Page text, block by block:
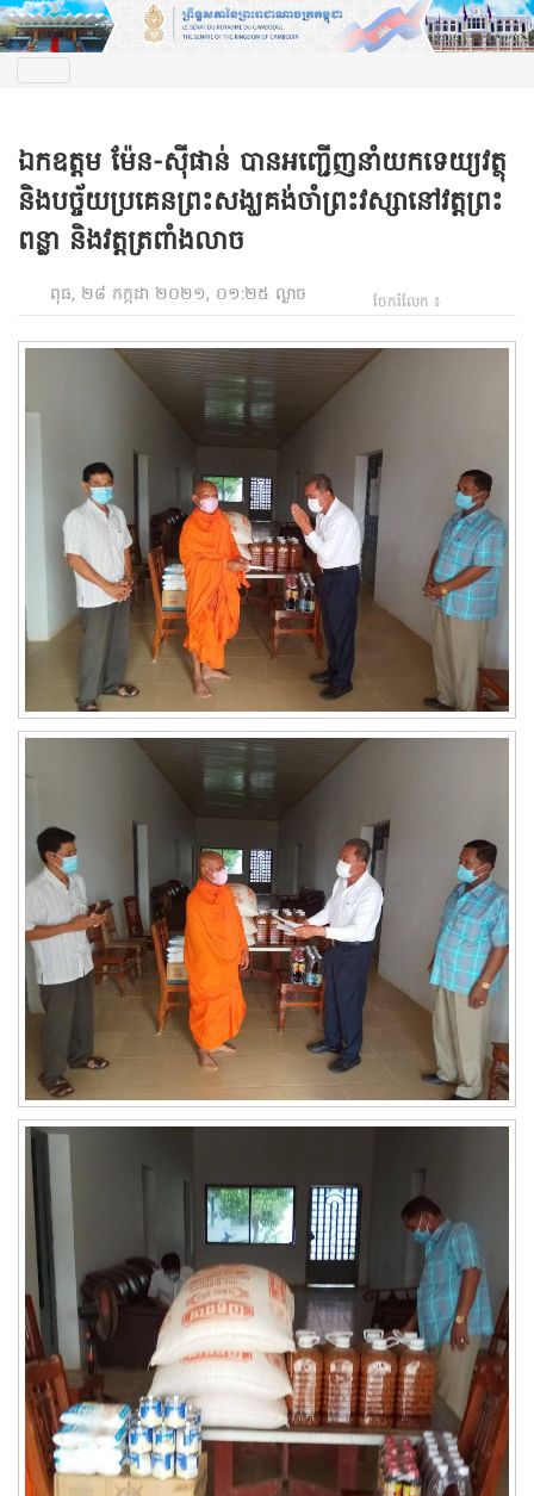
ឯកឧត្តម ម៉ែន-ស៊ីផាន់ បានអញ្ជើញនាំយកទេយ្យវត្ថុ
និងបច្ច័យ​ប្រគេន​ព្រះសង្ឃ​គង់ចាំ​ព្រះវស្សា​នៅ​វត្តព្រះ
ពន្លា និងវត្តត្រពាំងលាច
ពុធ, ២៨ កក្កដា ២០២១, ០១:២៥ ល្ងាច ចែករំលែក ៖